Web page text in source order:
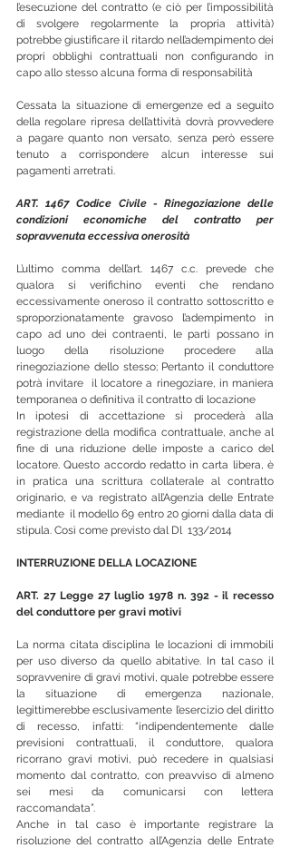
l’esecuzione del contratto (e ciò per l’impossibilità
di svolgere regolarmente la propria attività)
potrebbe giustificare il ritardo nell’adempimento dei
propri obblighi contrattuali non configurando in
capo allo stesso alcuna forma di responsabilità
Cessata la situazione di emergenze ed a seguito
della regolare ripresa dell’attività dovrà provvedere
a pagare quanto non versato, senza però essere
tenuto a corrispondere alcun interesse sui
pagamenti arretrati.
ART. 1467 Codice Civile - Rinegoziazione delle
condizioni economiche del contratto per
sopravvenuta eccessiva onerosità
L’ultimo comma dell’art. 1467 c.c. prevede che
qualora si verifichino eventi che rendano
eccessivamente oneroso il contratto sottoscritto e
sproporzionatamente gravoso l’adempimento in
capo ad uno dei contraenti, le parti possano in
luogo della risoluzione procedere alla
rinegoziazione dello stesso; Pertanto il conduttore
potrà invitare  il locatore a rinegoziare, in maniera
temporanea o definitiva il contratto di locazione
In ipotesi di accettazione si procederà alla
registrazione della modifica contrattuale, anche al
fine di una riduzione delle imposte a carico del
locatore. Questo accordo redatto in carta libera, è
in pratica una scrittura collaterale al contratto
originario, e va registrato all’Agenzia delle Entrate
mediante il modello 69 entro 20 giorni dalla data di
stipula. Così come previsto dal Dl  133/2014
INTERRUZIONE DELLA LOCAZIONE
ART. 27 Legge 27 luglio 1978 n. 392 - il recesso
del conduttore per gravi motivi
La norma citata disciplina le locazioni di immobili
per uso diverso da quello abitative. In tal caso il
sopravvenire di gravi motivi, quale potrebbe essere
la situazione di emergenza nazionale,
legittimerebbe esclusivamente l’esercizio del diritto
di recesso, infatti: “indipendentemente dalle
previsioni contrattuali, il conduttore, qualora
ricorrano gravi motivi, può recedere in qualsiasi
momento dal contratto, con preavviso di almeno
sei mesi da comunicarsi con lettera
raccomandata”.
Anche in tal caso è importante registrare la
risoluzione del contratto all’Agenzia delle Entrate